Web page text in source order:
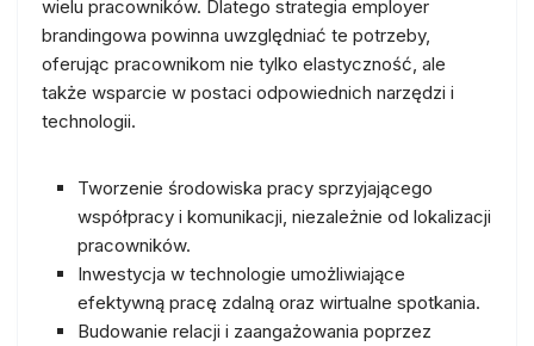
wielu pracowników. Dlatego strategia employer
brandingowa powinna uwzględniać te potrzeby,
oferując pracownikom nie tylko elastyczność, ale
także wsparcie w postaci odpowiednich narzędzi i
technologii.
Tworzenie środowiska pracy sprzyjającego
współpracy i komunikacji, niezależnie od lokalizacji
pracowników.
Inwestycja w technologie umożliwiające
efektywną pracę zdalną oraz wirtualne spotkania.
Budowanie relacji i zaangażowania poprzez